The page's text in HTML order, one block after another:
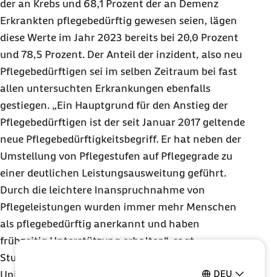
DEU
der an Krebs und 68,1 Prozent der an Demenz
Erkrankten pflegebedürftig gewesen seien, lägen
diese Werte im Jahr 2023 bereits bei 20,0 Prozent
und 78,5 Prozent. Der Anteil der inzident, also neu
Pflegebedürftigen sei im selben Zeitraum bei fast
allen untersuchten Erkrankungen ebenfalls
gestiegen. „Ein Hauptgrund für den Anstieg der
Pflegebedürftigen ist der seit Januar 2017 geltende
neue Pflegebedürftigkeitsbegriff. Er hat neben der
Umstellung von Pflegestufen auf Pflegegrade zu
einer deutlichen Leistungsausweitung geführt.
Durch die leichtere Inanspruchnahme von
Pflegeleistungen wurden immer mehr Menschen
als pflegebedürftig anerkannt und haben
frühzeitig Unterstützung erhalten“, sagt
Studienautor Prof. Dr. Heinz Rothgang von der
Universität Bremen.